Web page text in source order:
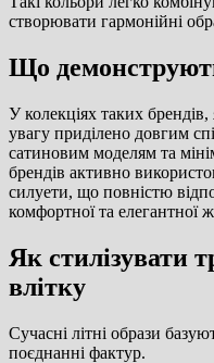
створювати гармонійні
Що
У колекціях таких брендів,
увагу приділено довгим
сатиновим моделям та
брендів активно
силуети, що повністю
комфортної та елегантної
Як стилізувати
влітку
Сучасні літні образи
поєднанні фактур.